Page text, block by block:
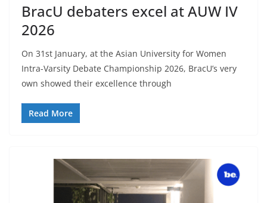
BracU debaters excel at AUW IV
2026
On 31st January, at the Asian University for Women
Intra-Varsity Debate Championship 2026, BracU’s very
own showed their excellence through
Read More